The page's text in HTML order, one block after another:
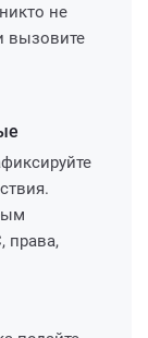
не
вызовите
права,